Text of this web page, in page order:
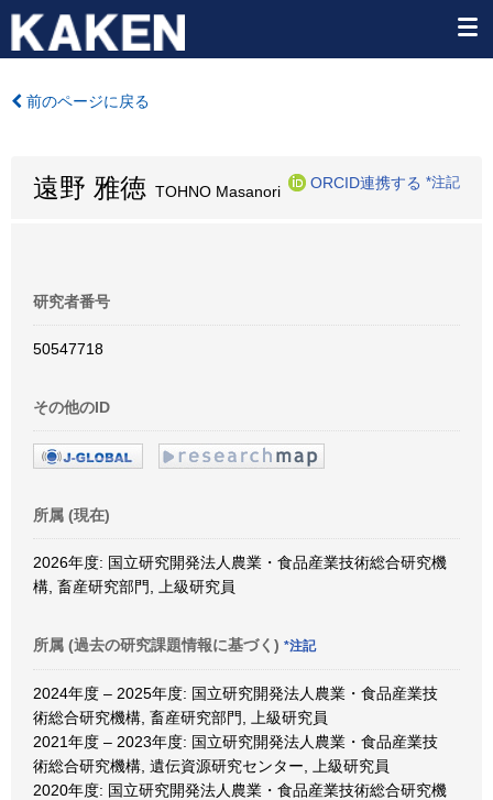
前のページに戻る
遠野 雅徳 TOHNO Masanori
ORCID連携する *注記
研究者番号
50547718
その他のID
所属 (現在)
2026年度: 国立研究開発法人農業・食品産業技術総合研究機
構, 畜産研究部門, 上級研究員
所属 (過去の研究課題情報に基づく) *注記
2024年度 – 2025年度: 国立研究開発法人農業・食品産業技
術総合研究機構, 畜産研究部門, 上級研究員
2021年度 – 2023年度: 国立研究開発法人農業・食品産業技
術総合研究機構, 遺伝資源研究センター, 上級研究員
2020年度: 国立研究開発法人農業・食品産業技術総合研究機